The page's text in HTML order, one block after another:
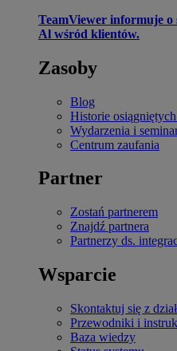
TeamViewer informuje
Al wśród klientów.
Zasoby
Blog
Historie
Wydarzenia i
Centrum zaufania
Partner
Zostań partnerem
Znajdź partnera
Partnerzy ds.
Wsparcie
Skontaktuj się z
Przewodniki i
Baza wiedzy